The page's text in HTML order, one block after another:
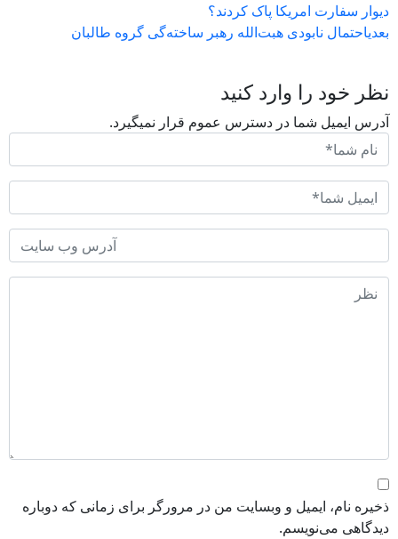
دیوار سفارت امریکا پاک کردند؟
بعدیاحتمال نابودی هبت‌الله‌ رهبر ساخته‌گی گروه طالبان
نظر خود را وارد کنید
آدرس ایمیل شما در دسترس عموم قرار نمیگیرد.
ذخیره نام، ایمیل و وبسایت من در مرورگر برای زمانی که دوباره
دیدگاهی می‌نویسم.